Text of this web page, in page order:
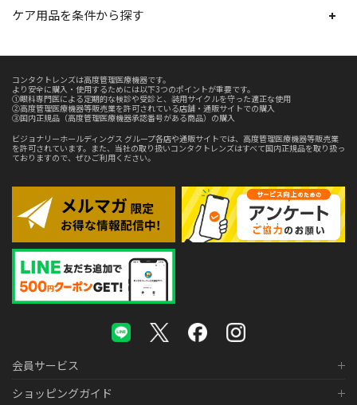
ケア用品を条件から探す
コンタクトレンズは高度管理医療機器です。
より安全に購入・使用するためには以下3つのポイントが重要です。
①眼科専門医による定期的な検診や受診と、装用サイクルを守った適正な使用
②高度管理医療機器等販売業を許可されている店舗・通販サイトでの購入
③国内正規品（高度管理医療機器承認番号がある商品）の購入
ビジョナリーホールディングス グループ各店や通販サイトでは、高度管理医療機器等販売業
を許可されています。また、当社の取り扱いコンタクトレンズはすべて国内正規品を取り扱っ
ておりますので、ぜひご利用ください。
会員サービス
ショッピングガイド